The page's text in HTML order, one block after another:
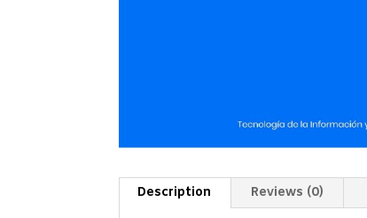
Description Reviews (0)